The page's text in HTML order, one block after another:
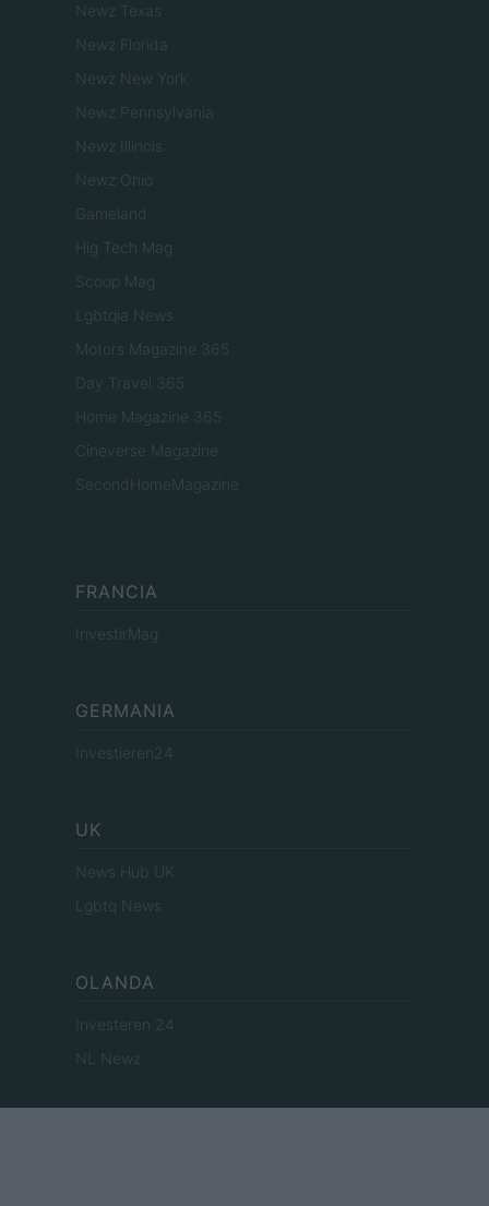
Newz Texas
Newz Florida
Newz New York
Newz Pennsylvania
Newz Illinois
Newz Ohio
Gameland
Hig Tech Mag
Scoop Mag
Lgbtqia News
Motors Magazine 365
Day Travel 365
Home Magazine 365
Cineverse Magazine
SecondHomeMagazine
FRANCIA
InvestirMag
GERMANIA
Investieren24
UK
News Hub UK
Lgbtq News
OLANDA
Investeren 24
NL Newz